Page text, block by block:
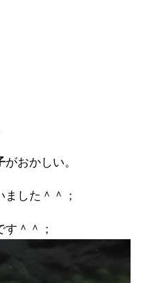
がおかしい。
ました＾＾；
す＾＾；